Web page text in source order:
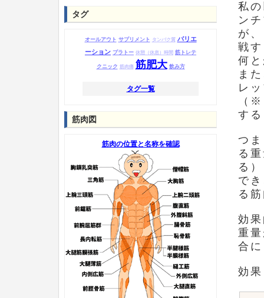
私
ン
が
戦
何
ま
レ
（
す
つ
る
る
で
る
効
重
合
効
タグ
オールアウト サプリメント タンパク質 バリエ
ーション プラトー 休憩（休息）時間 筋トレテ
クニック 筋肉痛 筋肥大 飲み方
タグ一覧
筋肉図
筋肉の位置と名称を確認